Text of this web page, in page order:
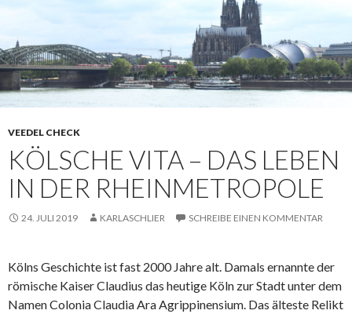
VEEDEL CHECK
KÖLSCHE VITA – DAS LEBEN
IN DER RHEINMETROPOLE
24. JULI 2019 KARLASCHLIER SCHREIBE EINEN KOMMENTAR
Kölns Geschichte ist fast 2000 Jahre alt. Damals ernannte der
römische Kaiser Claudius das heutige Köln zur Stadt unter dem
Namen Colonia Claudia Ara Agrippinensium. Das älteste Relikt